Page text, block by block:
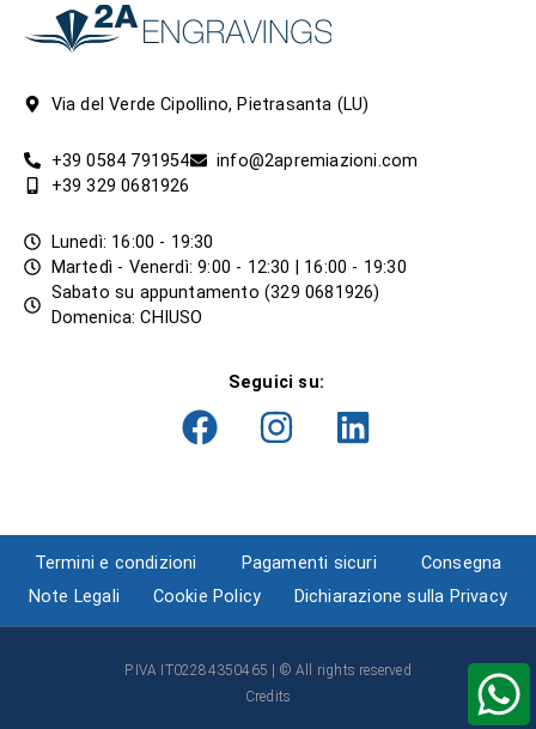
Via del Verde Cipollino, Pietrasanta (LU)
+39 0584 791954
info@2apremiazioni.com
+39 329 0681926
Lunedì: 16:00 - 19:30
Martedì - Venerdì: 9:00 - 12:30 | 16:00 - 19:30
Sabato su appuntamento (329 0681926)
Domenica: CHIUSO
Seguici su:
Termini e condizioni Pagamenti sicuri
Consegna
Note Legali
Cookie Policy Dichiarazione sulla Privacy
P.IVA IT02284350465 | © All rights reserved
Credits